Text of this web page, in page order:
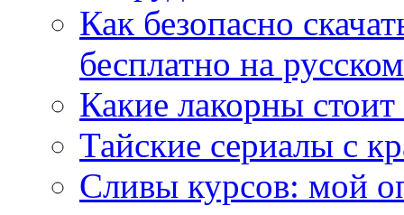
Как безопасно
бесплатно на
Какие лакорны
Тайские сериалы с
Сливы курсов: мой